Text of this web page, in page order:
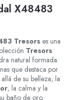
X48483
Tresors es una
Tresors.
natural formada
que destaca por
de su belleza, la
, la calma y la
baño de oro